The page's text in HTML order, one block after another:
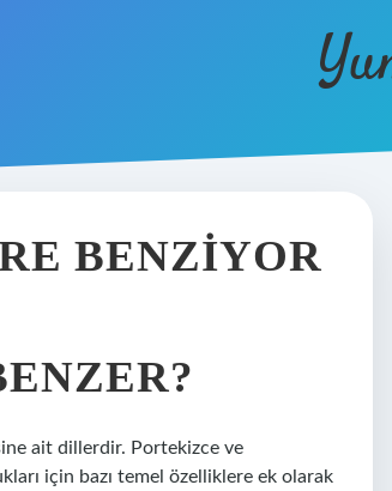
BENZIYOR
ait dillerdir. Portekizce ve
için bazı temel özelliklere ek olarak